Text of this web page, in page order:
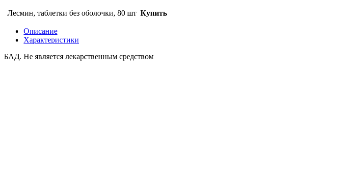
Лесмин, таблетки без оболочки, 80 шт Купить
Описание
Характеристики
БАД. Не является лекарственным средством